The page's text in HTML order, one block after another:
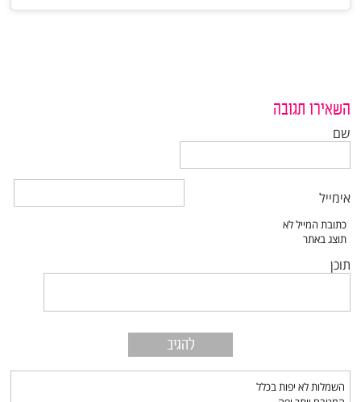
השאירו תגובה
שם
אימייל
תוכן
השמלות לא יפות בכלל